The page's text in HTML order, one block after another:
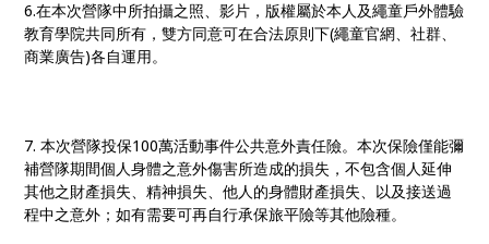
6.在本次營隊中所拍攝之照、影片，版權屬於本人及繩童戶外體驗
教育學院共同所有，雙方同意可在合法原則下(繩童官網、社群、
商業廣告)各自運用。
7. 本次營隊投保100萬活動事件公共意外責任險。本次保險僅能彌
補營隊期間個人身體之意外傷害所造成的損失，不包含個人延伸
其他之財產損失、精神損失、他人的身體財產損失、以及接送過
程中之意外；如有需要可再自行承保旅平險等其他險種。